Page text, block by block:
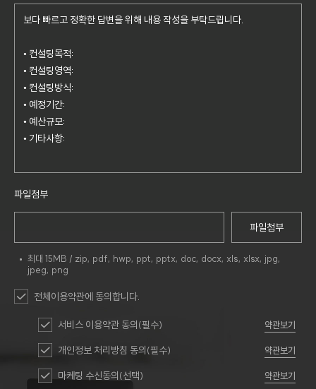
paran.com
파일첨부
파일첨부
최대 15MB / zip, pdf, hwp, ppt, pptx, doc, docx, xls, xlsx, jpg,
jpeg, png
전체이용약관에 동의합니다.
서비스 이용약관 동의(필수) 약관보기
개인정보 처리방침 동의(필수) 약관보기
마케팅 수신동의(선택) 약관보기